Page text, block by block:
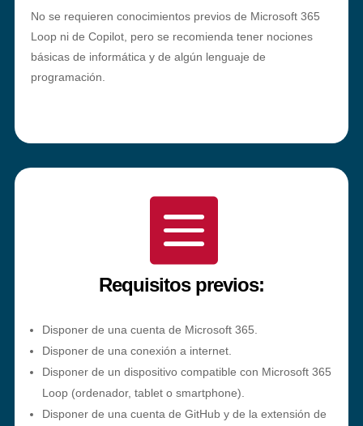
No se requieren conocimientos previos de Microsoft 365
Loop ni de Copilot, pero se recomienda tener nociones
básicas de informática y de algún lenguaje de
programación.

Requisitos previos:
Disponer de una cuenta de Microsoft 365.
Disponer de una conexión a internet.
Disponer de un dispositivo compatible con Microsoft 365
Loop (ordenador, tablet o smartphone).
Disponer de una cuenta de GitHub y de la extensión de